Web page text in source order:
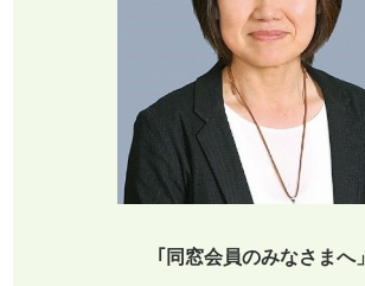
｢同窓会員のみなさまへ」